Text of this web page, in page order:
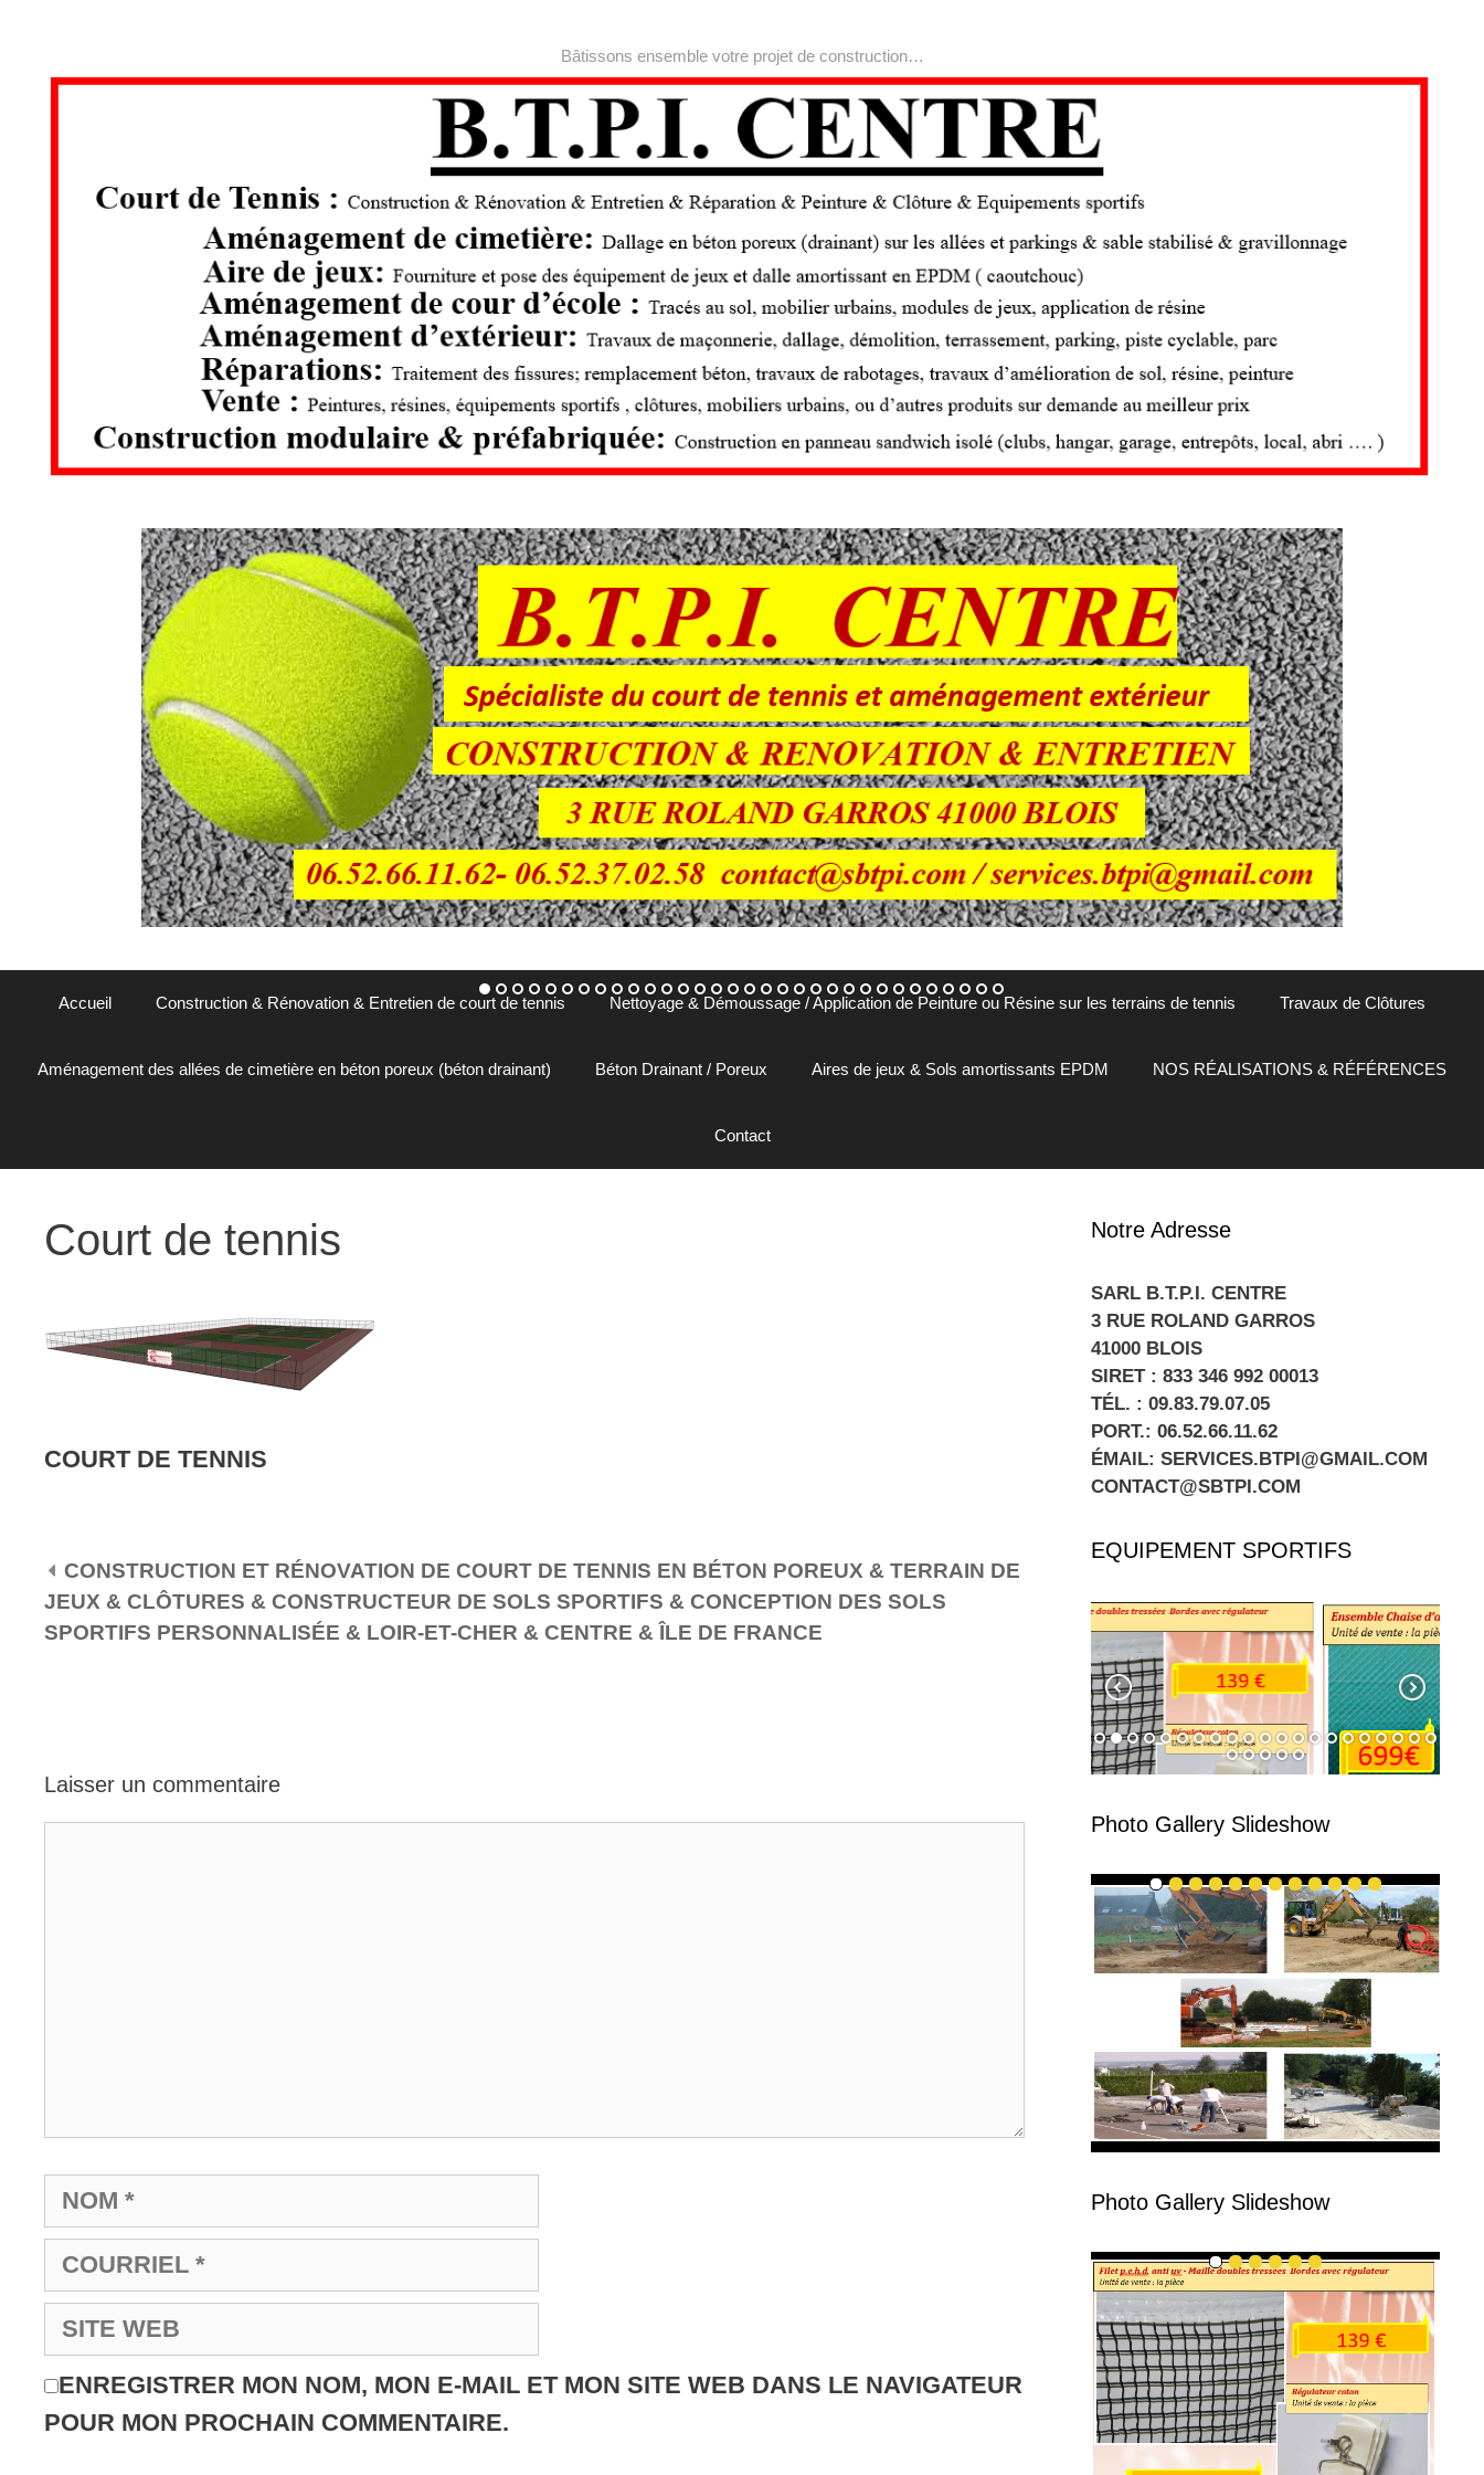
Bâtissons ensemble votre projet de construction…
Accueil
Construction & Rénovation & Entretien de court de tennis Nettoyage & Démoussage / Application de Peinture ou Résine sur les terrains de tennis Travaux de Clôtures
Aménagement des allées de cimetière en béton poreux (béton drainant) Béton Drainant / Poreux Aires de jeux & Sols amortissants EPDM NOS RÉALISATIONS & RÉFÉRENCES
Contact
Court de tennis
COURT DE TENNIS
NAVIGATION DES ARTICLES
CONSTRUCTION ET RÉNOVATION DE COURT DE TENNIS EN BÉTON POREUX & TERRAIN DE
JEUX & CLÔTURES & CONSTRUCTEUR DE SOLS SPORTIFS & CONCEPTION DES SOLS
SPORTIFS PERSONNALISÉE & LOIR-ET-CHER & CENTRE & ÎLE DE FRANCE
Laisser un commentaire
ENREGISTRER MON NOM, MON E-MAIL ET MON SITE WEB DANS LE NAVIGATEUR
POUR MON PROCHAIN COMMENTAIRE.
Notre Adresse
SARL B.T.P.I. CENTRE
3 RUE ROLAND GARROS
41000 BLOIS
SIRET : 833 346 992 00013
TÉL. : 09.83.79.07.05
PORT.: 06.52.66.11.62
ÉMAIL: SERVICES.BTPI@GMAIL.COM
CONTACT@SBTPI.COM
EQUIPEMENT SPORTIFS
Photo Gallery Slideshow
Photo Gallery Slideshow